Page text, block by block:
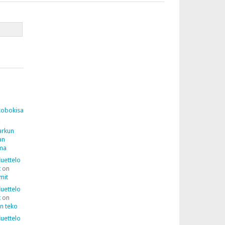
on
on
teko